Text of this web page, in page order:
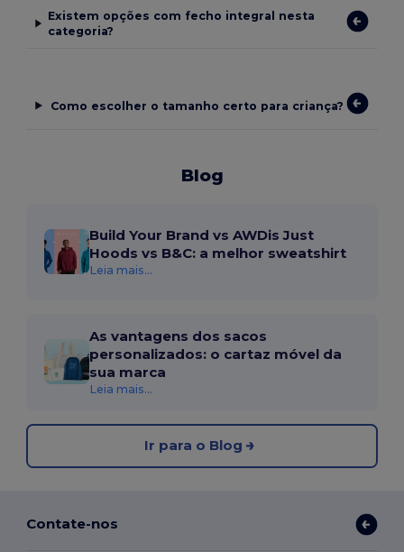
Existem opções com fecho integral nesta
categoria?
Como escolher o tamanho certo para criança?
Blog
Build Your Brand vs AWDis Just
Hoods vs B&C: a melhor sweatshirt
Leia mais...
As vantagens dos sacos
personalizados: o cartaz móvel da
sua marca
Leia mais...
Ir para o Blog
Contate-nos